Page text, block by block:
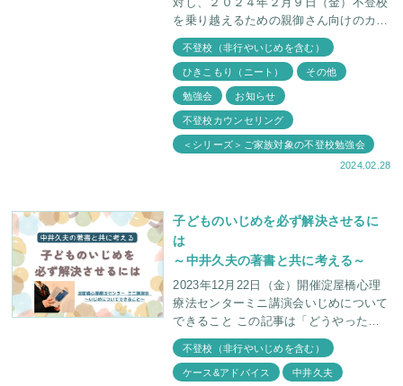
を乗り越えるための親御さん向けのカウ
ンセリング説明会を行いました。 ご参
加頂いた方からのアンケートの一部から
見える説明会の様子
不登校（非行やいじめを含む）
ひきこもり（ニート） その他
勉強会 お知らせ
不登校カウンセリング
＜シリーズ＞ご家族対象の不登校勉強会
2024.02.28
子どものいじめを必ず解決させるに
は
～中井久夫の著書と共に考える～
2023年12月22日（金）開催淀屋橋心理
療法センターミニ講演会いじめについて
できること この記事は「どうやったら
世の中からいじめをなくせるか？」とい
うことを書いていません。 「いじめを
な
不登校（非行やいじめを含む）
ケース&アドバイス
中井久夫